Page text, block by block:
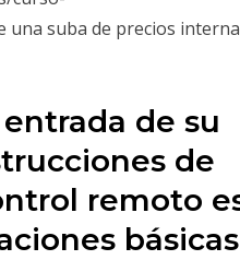
suba de precios
de su
de
remoto